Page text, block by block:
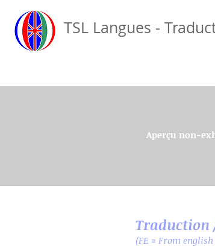
TSL Langues -
Aperçu non-
Traduction
(FE = From